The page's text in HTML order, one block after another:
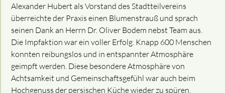
Alexander Hubert als Vorstand des Stadtteilvereins
überreichte der Praxis einen Blumenstrauß und sprach
seinen Dank an Herrn Dr. Oliver Bodem nebst Team aus.
Die Impfaktion war ein voller Erfolg. Knapp 600 Menschen
konnten reibungslos und in entspannter Atmosphäre
geimpft werden. Diese besondere Atmosphäre von
Achtsamkeit und Gemeinschaftsgefühl war auch beim
Hochgenuss der persischen Küche wieder zu spüren.